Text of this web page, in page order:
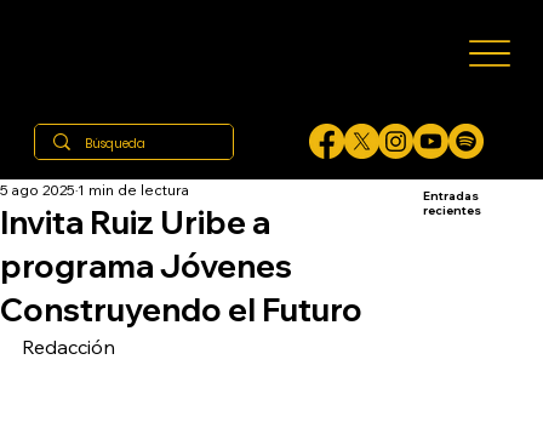
Invita Ruiz Uribe a
programa Jóvenes
Construyendo el Futuro
5 ago 2025 1 min de lectura
Redacción
Entradas
recientes